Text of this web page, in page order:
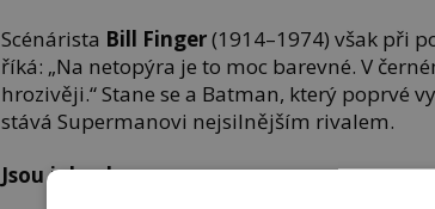
Scénárista Bill Finger(1914–1974) však při
říká: „Na netopýra je to moc barevné. V
hrozivěji.“ Stane se a Batman, který poprvé
stává Supermanovi nejsilnějším rivalem.
Jsou jako den a noc